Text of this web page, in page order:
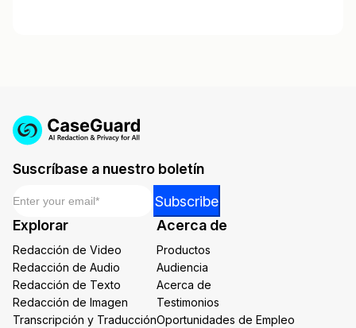
Suscríbase a nuestro boletín
Email
Subscribe
Explorar
Redacción de Video
Redacción de Audio
Redacción de Texto
Redacción de Imagen
Transcripción y Traducción
Acerca de
Productos
Audiencia
Acerca de
Testimonios
Oportunidades de Empleo